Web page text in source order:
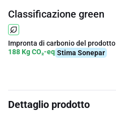
Classificazione green
Impronta di carbonio del prodotto
188 Kg CO₂-eq Stima Sonepar
Dettaglio prodotto